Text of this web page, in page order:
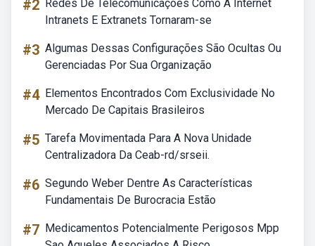
#2 Redes De Telecomunicações Como A Internet
Intranets E Extranets Tornaram-se
#3 Algumas Dessas Configurações São Ocultas Ou
Gerenciadas Por Sua Organização
#4 Elementos Encontrados Com Exclusividade No
Mercado De Capitais Brasileiros
#5 Tarefa Movimentada Para A Nova Unidade
Centralizadora Da Ceab-rd/srseii.
#6 Segundo Weber Dentre As Características
Fundamentais De Burocracia Estão
#7 Medicamentos Potencialmente Perigosos Mpp